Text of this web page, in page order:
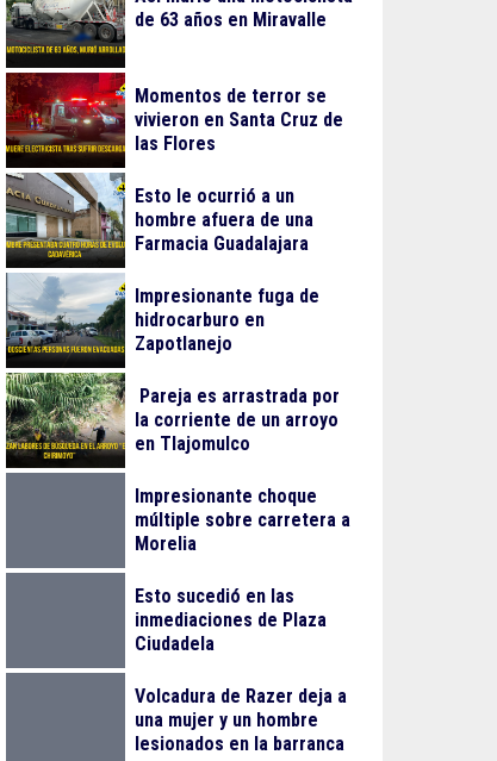
de 63 años en Miravalle
Momentos de terror se
vivieron en Santa Cruz de
las Flores
Esto le ocurrió a un
hombre afuera de una
Farmacia Guadalajara
Impresionante fuga de
hidrocarburo en
Zapotlanejo
Pareja es arrastrada por
la corriente de un arroyo
en Tlajomulco
Impresionante choque
múltiple sobre carretera a
Morelia
Esto sucedió en las
inmediaciones de Plaza
Ciudadela
Volcadura de Razer deja a
una mujer y un hombre
lesionados en la barranca